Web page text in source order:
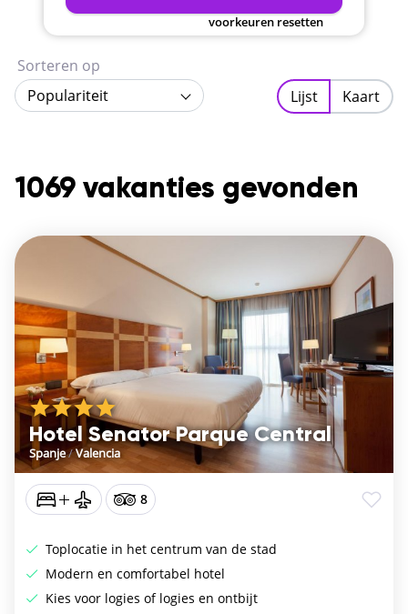
voorkeuren resetten
1069 vakanties gevonden
Hotel Senator Parque Central
Spanje/Valencia
8
Toplocatie in het centrum van de stad
Modern en comfortabel hotel
Kies voor logies of logies en ontbijt
Sorteren op
Populariteit
Lijst Kaart